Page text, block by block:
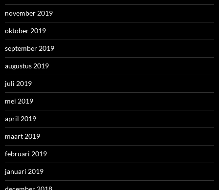
november 2019
oktober 2019
september 2019
augustus 2019
juli 2019
mei 2019
april 2019
maart 2019
februari 2019
januari 2019